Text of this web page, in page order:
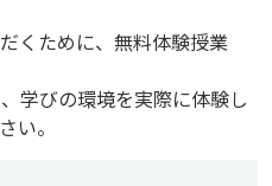
くために、無料体験授業
学びの環境を実際に体験し
い。